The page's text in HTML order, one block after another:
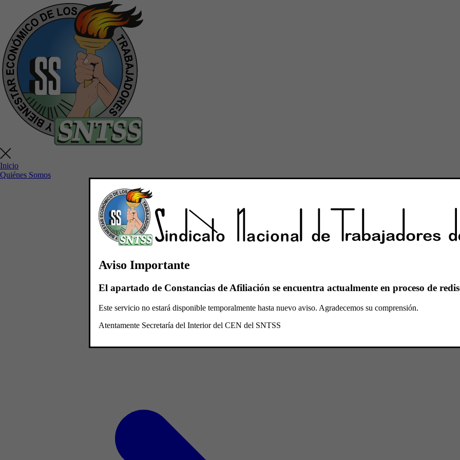
Inicio
Quiénes Somos
Aviso Importante
El apartado de Constancias de Afiliación se encuentra actualmente en proceso de
Este servicio no estará disponible temporalmente hasta nuevo aviso. Agradecemos su comprensión.
Atentamente Secretaría del Interior del CEN del SNTSS